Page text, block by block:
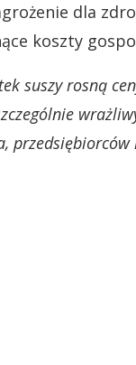
dla
koszty
suszy rosną